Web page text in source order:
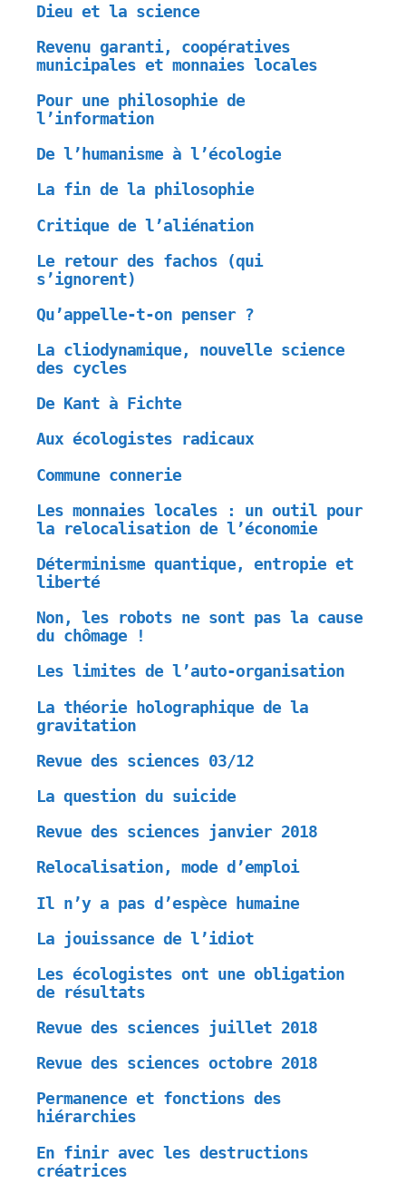
Dieu et la science
Revenu garanti, coopératives
municipales et monnaies locales
Pour une philosophie de
l’information
De l’humanisme à l’écologie
La fin de la philosophie
Critique de l’aliénation
Le retour des fachos (qui
s’ignorent)
Qu’appelle-t-on penser ?
La cliodynamique, nouvelle science
des cycles
De Kant à Fichte
Aux écologistes radicaux
Commune connerie
Les monnaies locales : un outil pour
la relocalisation de l’économie
Déterminisme quantique, entropie et
liberté
Non, les robots ne sont pas la cause
du chômage !
Les limites de l’auto-organisation
La théorie holographique de la
gravitation
Revue des sciences 03/12
La question du suicide
Revue des sciences janvier 2018
Relocalisation, mode d’emploi
Il n’y a pas d’espèce humaine
La jouissance de l’idiot
Les écologistes ont une obligation
de résultats
Revue des sciences juillet 2018
Revue des sciences octobre 2018
Permanence et fonctions des
hiérarchies
En finir avec les destructions
créatrices